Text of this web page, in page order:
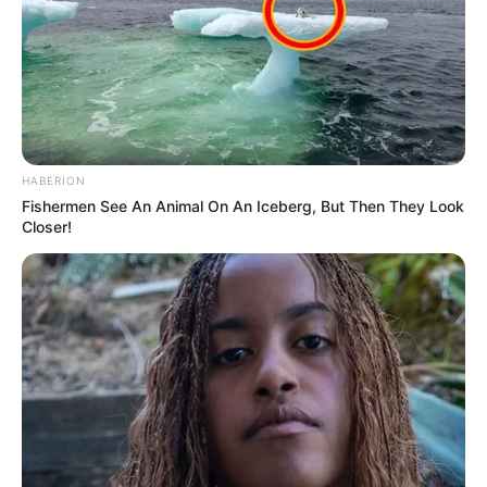
Les Concours ou Challenges du Turf
Si vous êtes un compétiteur ou une compétitrice dans
l’âme, c’est le moment de vous mesurer à d’autres
pronostiqueurs en participant à des concours ou
challenges du Turf, ils sont principalement proposés sur la
course du Quinté, avec cerise sur le gâteau la possibilité
HABERION
Fishermen See An Animal On An Iceberg, But Then They Look
Closer!